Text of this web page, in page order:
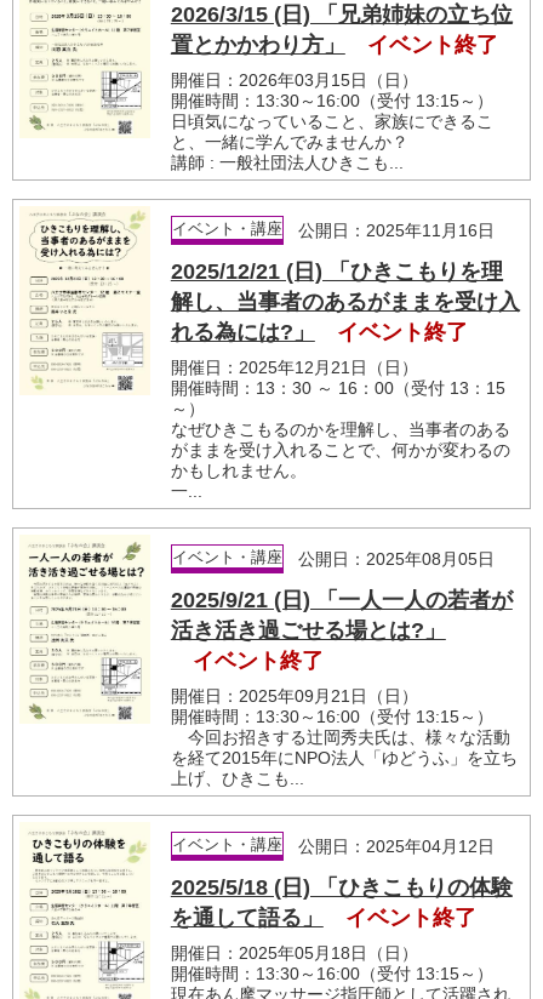
2026/3/15 (日) 「兄弟姉妹の立ち位
置とかかわり方」
イベント終了
開催日：2026年03月15日（日）
開催時間：13:30～16:00（受付 13:15～）
日頃気になっていること、家族にできるこ
と、一緒に学んでみませんか？
講師 : 一般社団法人ひきこも...
イベント・講座 公開日：2025年11月16日
2025/12/21 (日) 「ひきこもりを理
解し、当事者のあるがままを受け入
れる為には?」
イベント終了
開催日：2025年12月21日（日）
開催時間：13：30 ～ 16：00（受付 13：15
～）
なぜひきこもるのかを理解し、当事者のある
がままを受け入れることで、何かが変わるの
かもしれません。
一...
イベント・講座 公開日：2025年08月05日
2025/9/21 (日) 「一人一人の若者が
活き活き過ごせる場とは?」
イベント終了
開催日：2025年09月21日（日）
開催時間：13:30～16:00（受付 13:15～）
今回お招きする辻岡秀夫氏は、様々な活動
を経て2015年にNPO法人「ゆどうふ」を立ち
上げ、ひきこも...
イベント・講座 公開日：2025年04月12日
2025/5/18 (日) 「ひきこもりの体験
を通して語る」
イベント終了
開催日：2025年05月18日（日）
開催時間：13:30～16:00（受付 13:15～）
現在あん摩マッサージ指圧師として活躍され